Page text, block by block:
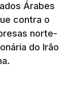
Árabes
contra o
norte-
do Irão